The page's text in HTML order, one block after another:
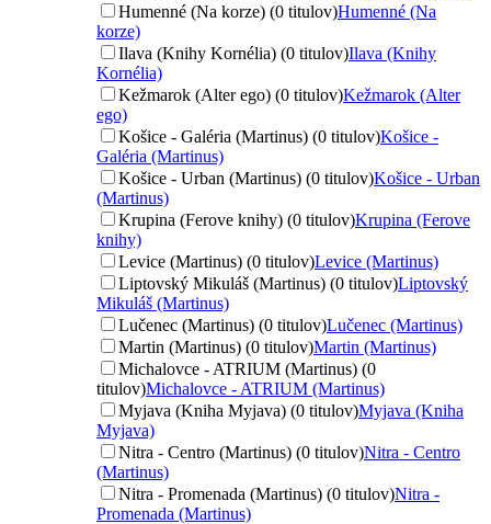
Humenné (Na korze) (0 titulov)Humenné (Na
korze)
Ilava (Knihy Kornélia) (0 titulov)Ilava (Knihy
Kornélia)
Kežmarok (Alter ego) (0 titulov)Kežmarok (Alter
ego)
Košice - Galéria (Martinus) (0 titulov)Košice -
Galéria (Martinus)
Košice - Urban (Martinus) (0 titulov)Košice - Urban
(Martinus)
Krupina (Ferove knihy) (0 titulov)Krupina (Ferove
knihy)
Levice (Martinus) (0 titulov)Levice (Martinus)
Liptovský Mikuláš (Martinus) (0 titulov)Liptovský
Mikuláš (Martinus)
Lučenec (Martinus) (0 titulov)Lučenec (Martinus)
Martin (Martinus) (0 titulov)Martin (Martinus)
Michalovce - ATRIUM (Martinus) (0
titulov)Michalovce - ATRIUM (Martinus)
Myjava (Kniha Myjava) (0 titulov)Myjava (Kniha
Myjava)
Nitra - Centro (Martinus) (0 titulov)Nitra - Centro
(Martinus)
Nitra - Promenada (Martinus) (0 titulov)Nitra -
Promenada (Martinus)